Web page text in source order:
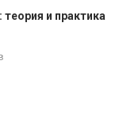
и практика